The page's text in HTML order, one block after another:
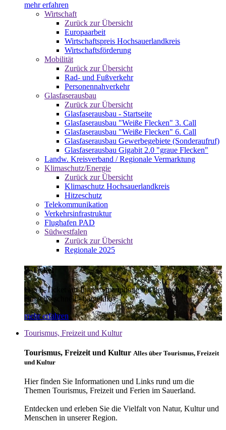
mehr erfahren
Wirtschaft
Zurück zur Übersicht
Europaarbeit
Wirtschaftspreis Hochsauerlandkreis
Wirtschaftsförderung
Mobilität
Zurück zur Übersicht
Rad- und Fußverkehr
Personennahverkehr
Glasfaserausbau
Zurück zur Übersicht
Glasfaserausbau - Startseite
Glasfaserausbau "Weiße Flecken" 3. Call
Glasfaserausbau "Weiße Flecken" 6. Call
Glasfaserausbau Gewerbegebiete (Sonderaufruf)
Glasfaserausbau Gigabit 2.0 "graue Flecken"
Landw. Kreisverband / Regionale Vermarktung
Klimaschutz/Energie
Zurück zur Übersicht
Klimaschutz Hochsauerlandkreis
Hitzeschutz
Telekommunikation
Verkehrsinfrastruktur
Flughafen PAD
Südwestfalen
Zurück zur Übersicht
Regionale 2025
E-Ticket
Das E-Ticket auf Ihrem Smartphone mit der mobil info App -
einfach - schnell - bargeldlos
mehr erfahren
Tourismus, Freizeit und Kultur
Tourismus, Freizeit und Kultur Alles über Tourismus, Freizeit
und Kultur
Hier finden Sie Informationen und Links rund um die
Themen Tourismus, Freizeit und Ferien im Sauerland.
Entdecken und erleben Sie die Vielfalt von Natur, Kultur und
Menschen in unserer Region.